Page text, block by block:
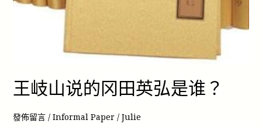
王岐山说的冈田英弘是谁？
發佈留言 / Informal Paper/ Julie